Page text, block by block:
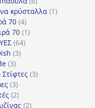
προϊόντα
κρύσταλλα 11
70 44
προϊόντα
70 11
6464
33
33
προϊόντα
33
33
προϊόντα
22
προϊόντα
22